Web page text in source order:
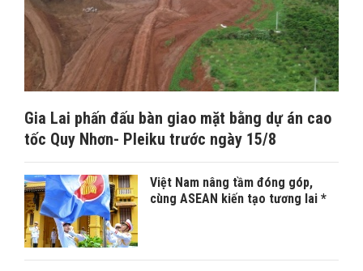
Gia Lai phấn đấu bàn giao mặt bằng dự án cao
tốc Quy Nhơn- Pleiku trước ngày 15/8
Việt Nam nâng tầm đóng góp,
cùng ASEAN kiến tạo tương lai *